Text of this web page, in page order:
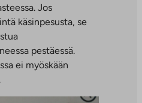
Jos
käsinpesusta, se
pestäessä.
ei myöskään